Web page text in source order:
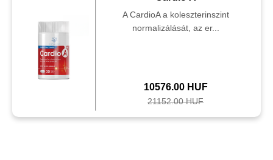
A CardioA a koleszterinszint
normalizálását, az er...
10576.00 HUF
21152.00 HUF